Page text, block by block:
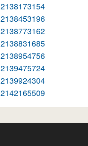
2138173154
2138453196
2138773162
2138831685
2138954756
2139475724
2139924304
2142165509